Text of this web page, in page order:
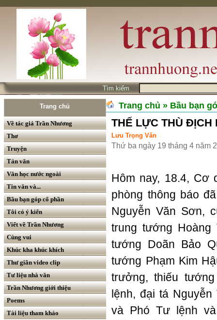
Tìm kiếm
Trang chủ
Về tác giả Trần Nhương
Thơ
Truyện
Tản văn
Văn học nước ngoài
Tin văn và...
Bầu bạn góp cổ phần
Tôi có ý kiến
Viết về Trần Nhương
Cùng vui
Khúc kha khúc khích
Thư giãn video clip
Tư liệu nhà văn
Trần Nhương giới thiệu
Poems
Tài liệu tham khảo
Trang chủ » Bầu bạn
THẾ LỰC THÙ ĐỊCH
Lưu Trọng Văn
Thứ ba ngày 19 tháng 4 năm
Hôm nay, 18.4, Cơ
phòng thông báo
Nguyễn Văn Sơn,
trung tướng
tướng Doãn Bảo
tướng Phạm Kim
trưởng, thiếu
lệnh, đại tá
và Phó Tư lệnh